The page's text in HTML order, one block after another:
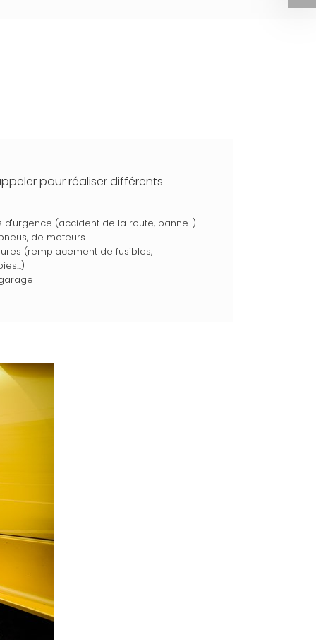
pour réaliser différents
d'urgence (accident de la route, panne...)
de moteurs...
(remplacement de fusibles,